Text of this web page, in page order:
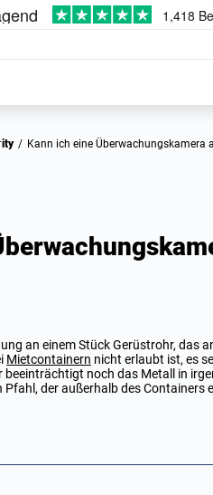
/ Kann ich eine
an einem Stück Gerüstrohr, das
Mietcontainern nicht erlaubt ist, es
noch das Metall in
Pfahl, der außerhalb des Containers